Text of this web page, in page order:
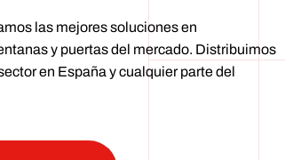
las mejores soluciones en
y puertas del mercado. Distribuimos
en España y cualquier parte del